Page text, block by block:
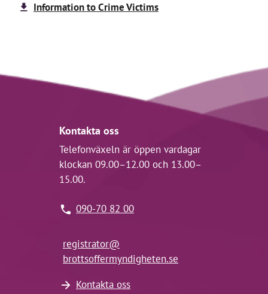
Information to Crime Victims
Kontakta oss
Telefonväxeln är öppen vardagar
klockan 09.00–12.00 och 13.00–
15.00.
090-70 82 00
registrator@
brottsoffermyndigheten.se
Kontakta oss